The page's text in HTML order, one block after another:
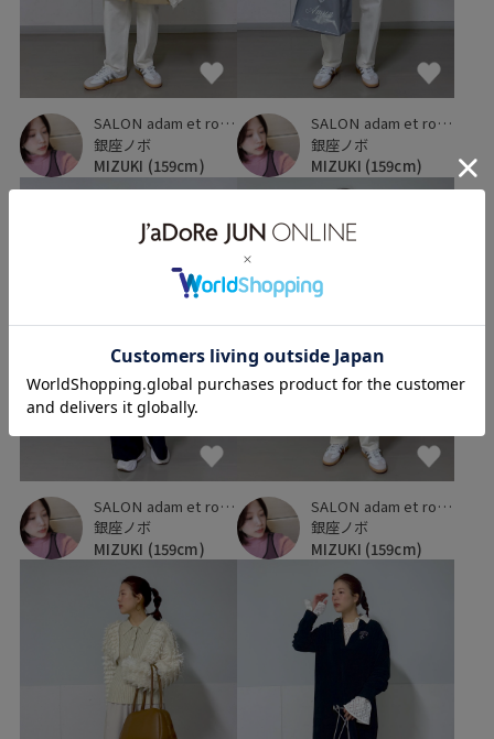
SALON adam et ropé
銀座ノボ
MIZUKI (159cm)
SALON adam et ropé
銀座ノボ
MIZUKI (159cm)
SALON adam et ropé
銀座ノボ
MIZUKI (159cm)
SALON adam et ropé
銀座ノボ
MIZUKI (159cm)